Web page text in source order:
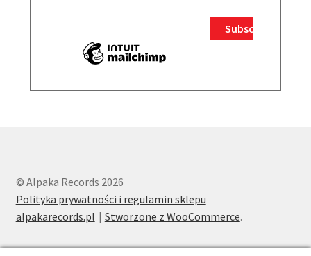
© Alpaka Records 2026
Polityka prywatności i regulamin sklepu
alpakarecords.pl
Stworzone z WooCommerce.